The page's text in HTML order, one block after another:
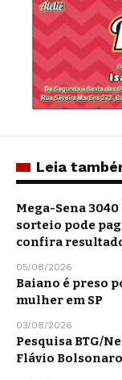
Leia
Mega-Sena
sorteio pode
confira
05/08/2026
Baiano é preso
mulher em SP
03/08/2026
Pesquisa BTG/
Flávio